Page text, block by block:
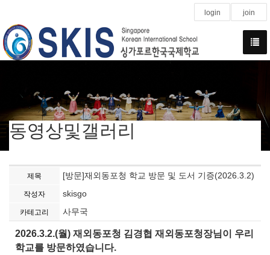
login join
동영상및갤러리
제목 [방문]재외동포청 학교 방문 및 도서 기증(2026.3.2)
작성자 skisgo
카테고리 사무국
2026.3.2.(월) 재외동포청 김경협 재외동포청장님이 우리
학교를 방문하였습니다.